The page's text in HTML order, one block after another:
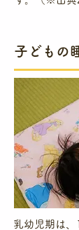
子どもの
乳幼児期は